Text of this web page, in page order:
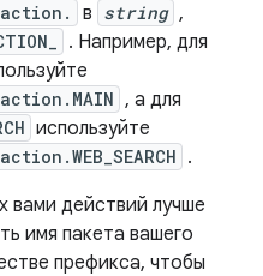
в string ,
. Например, для
, а для
используйте
.
вами действий лучше
имя пакета вашего
префикса, чтобы